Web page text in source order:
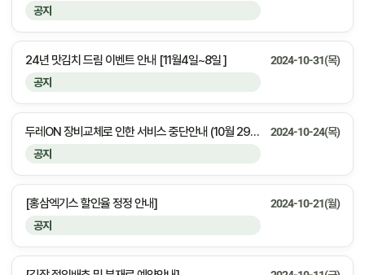
공지
공지
24년 맛김치 드림 이벤트 안내 [11월4일~8일 ] 2024-10-31(목)
공지
두레ON 장비교체로 인한 서비스 중단안내 (10월 29일 화요일 오전 7시부터 8시까지) 2024-10-24(목)
공지
[홍삼엑기스 할인율 정정 안내] 2024-10-21(월)